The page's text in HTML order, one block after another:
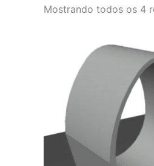
Mostrando todos os 4